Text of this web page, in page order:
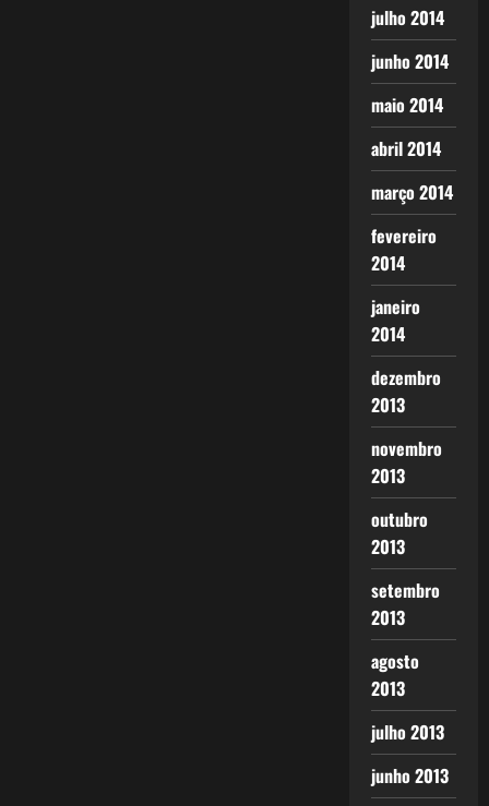
julho 2014
junho 2014
maio 2014
abril 2014
março 2014
fevereiro
2014
janeiro
2014
dezembro
2013
novembro
2013
outubro
2013
setembro
2013
agosto
2013
julho 2013
junho 2013